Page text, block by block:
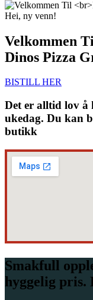
Hei, ny venn!
Velkommen
Dinos Pizza
BISTILL HER
Det er alltid lov å
ukedag. Du kan
butikk
Smakfull
hyggelig pris.